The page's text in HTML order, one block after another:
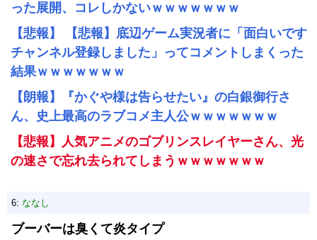
った展開、コレしかないｗｗｗｗｗｗｗ
【悲報】 【悲報】底辺ゲーム実況者に「面白いです
チャンネル登録しました」ってコメントしまくった
結果ｗｗｗｗｗｗｗ
【朗報】『かぐや様は告らせたい』の白銀御行さ
ん、史上最高のラブコメ主人公ｗｗｗｗｗｗｗ
【悲報】人気アニメのゴブリンスレイヤーさん、光
の速さで忘れ去られてしまうｗｗｗｗｗｗｗ
6: ななし
ブーバーは臭くて炎タイプ